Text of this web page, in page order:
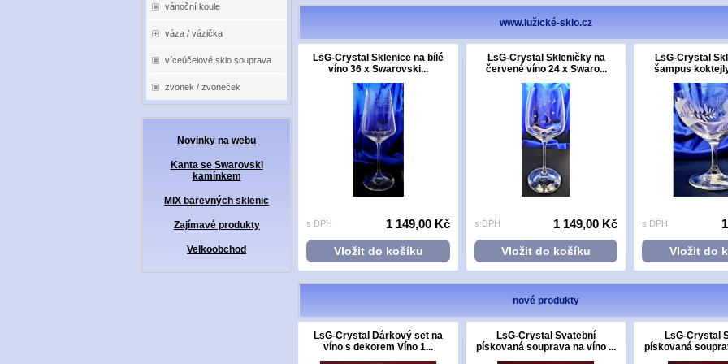
vánoční koule
váza / vázička
víceúčelové sklo souprava
zvonek / zvoneček
Novinky na webu
Kanta se Swarovski
kamínkem
MIX barevných sklenic
Zajímavé produkty
Velkoobchod
www.lužické-sklo.cz
LsG-Crystal Sklenice na bílé
víno 36 x Swarovski...
s DPH 1 149,00 Kč
Vložit do košíku
LsG-Crystal Skleničky na
červené víno 24 x Swaro...
s DPH 1 149,00 Kč
Vložit do košíku
LsG-Crystal
šampus
s DPH
Vložit do
nové produkty
LsG-Crystal Dárkový set na
víno s dekorem Víno 1...
LsG-Crystal Svatební
pískovaná souprava na víno ...
LsG-Crystal
pískovaná